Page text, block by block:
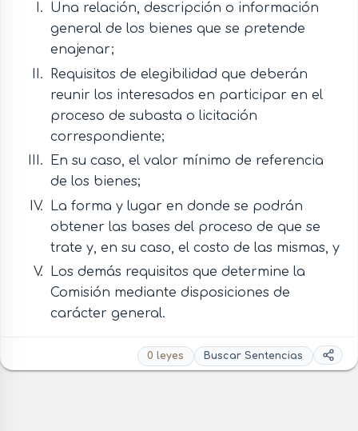
Una relación, descripción o información
general de los bienes que se pretende
enajenar;
Requisitos de elegibilidad que deberán
reunir los interesados en participar en el
proceso de subasta o licitación
correspondiente;
En su caso, el valor mínimo de referencia
de los bienes;
La forma y lugar en donde se podrán
obtener las bases del proceso de que se
trate y, en su caso, el costo de las mismas, y
Los demás requisitos que determine la
Comisión mediante disposiciones de
carácter general.
0 leyes Buscar Sentencias